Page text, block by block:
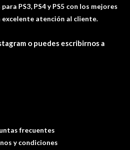
PS3, PS4 y PS5 con los mejores
excelente atención al cliente.
o puedes escribirnos a
frecuentes
y condiciones